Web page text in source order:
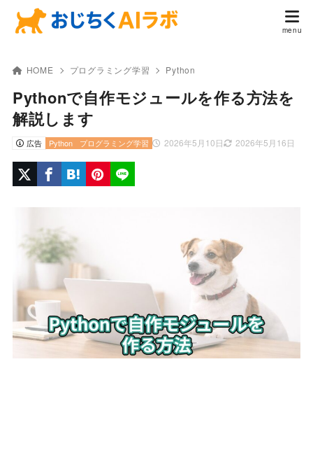
HOME プログラミング学習 Python
Pythonで自作モジュールを作る方法を
解説します
広告 2026年5月10日 2026年5月16日
Python プログラミング学習